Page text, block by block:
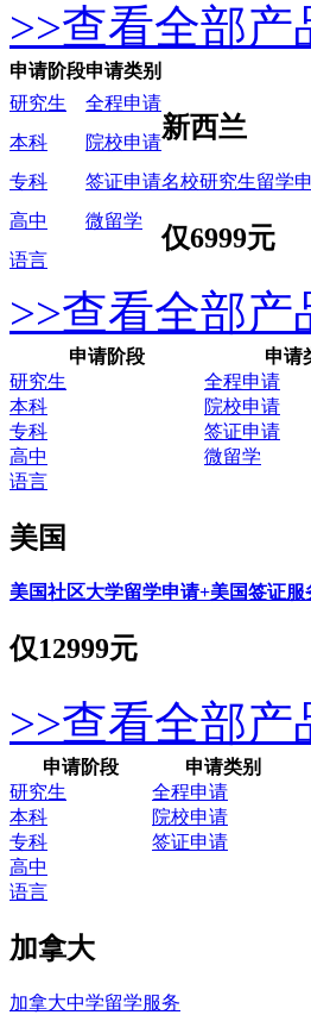
>>查看全部产
申请阶段申请类别
研究生
全程申请
新西兰
名校研究生留学
仅6999元
本科
院校申请
专科
签证申请
高中
微留学
语言
>>查看全部产
申请阶段
申请
研究生
全程申请
本科
院校申请
专科
签证申请
高中
微留学
语言
美国
美国社区大学留学申请+美国签证服
仅12999元
>>查看全部产
申请阶段
申请类别
研究生
全程申请
本科
院校申请
专科
签证申请
高中
语言
加拿大
加拿大中学留学服务